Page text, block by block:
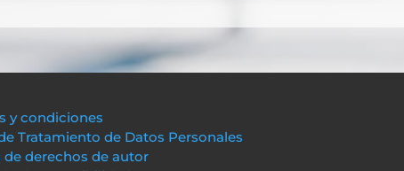
y condiciones
Tratamiento de Datos Personales
de derechos de autor